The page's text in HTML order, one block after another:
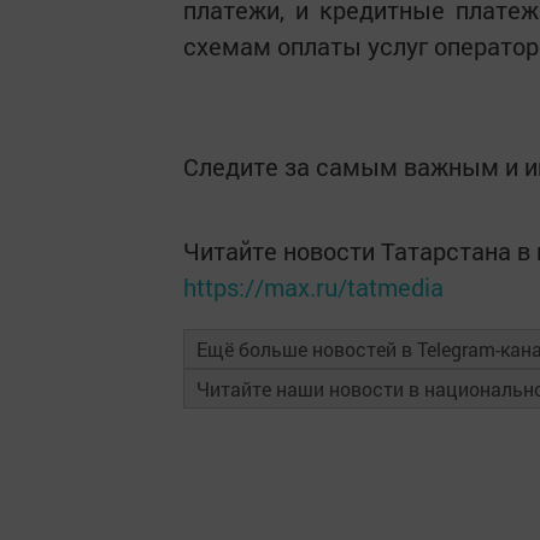
платежи, и кредитные
схемам оплаты услуг
Следите за самым важным и
Читайте новости Татарстана
https://max.ru/tatmedia
Ещё больше новостей в Telegram-
Читайте наши новости в